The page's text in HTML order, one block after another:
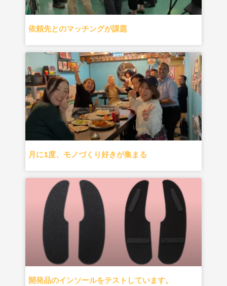
依頼先とのマッチングが課題
月に1度、モノづくり好きが集まる
開発品のインソールをテストしています。